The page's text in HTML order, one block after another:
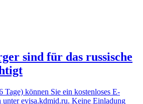
sind für das russische
Tage) können Sie ein kostenloses E-
unter evisa.kdmid.ru. Keine Einladung